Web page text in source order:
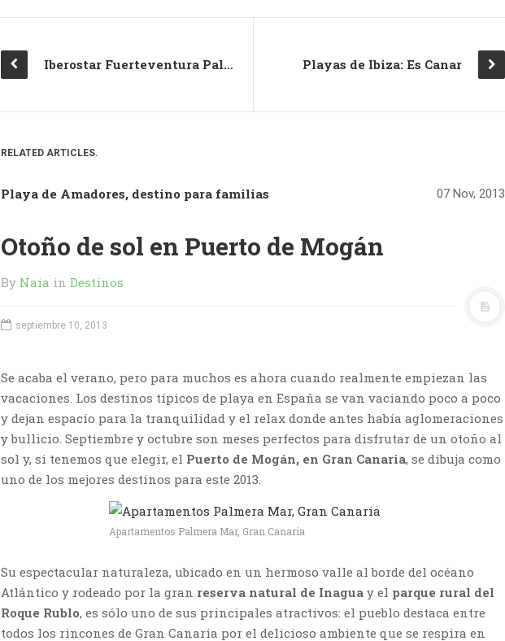
Iberostar Fuerteventura Palace: el hotel romántico de Playa de Jandía Playas de Ibiza: Es Canar
RELATED ARTICLES.
Playa de Amadores, destino para familias 07 Nov, 2013
Otoño de sol en Puerto de Mogán
By Naia in Destinos
septiembre 10, 2013
Se acaba el verano, pero para muchos es ahora cuando realmente empiezan las
vacaciones. Los destinos típicos de playa en España se van vaciando poco a poco
y dejan espacio para la tranquilidad y el relax donde antes había aglomeraciones
y bullicio. Septiembre y octubre son meses perfectos para disfrutar de un otoño al
sol y, si tenemos que elegir, el Puerto de Mogán, en Gran Canaria, se dibuja como
uno de los mejores destinos para este 2013.
Apartamentos Palmera Mar, Gran Canaria
Su espectacular naturaleza, ubicado en un hermoso valle al borde del océano
Atlántico y rodeado por la gran reserva natural de Inagua y el parque rural del
Roque Rublo, es sólo uno de sus principales atractivos: el pueblo destaca entre
todos los rincones de Gran Canaria por el delicioso ambiente que se respira en